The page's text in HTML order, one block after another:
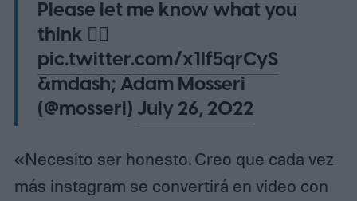
Please let me know what you
think 👇🏼
pic.twitter.com/x1If5qrCyS
&mdash; Adam Mosseri
(@mosseri) July 26, 2022
«Necesito ser honesto. Creo que cada vez
más instagram se convertirá en video con